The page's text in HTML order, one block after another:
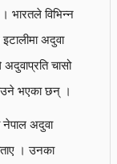
भारतले विभिन्न
अदुवा
चासो
भएका छन् ।
नेपाल अदुवा
। उनका